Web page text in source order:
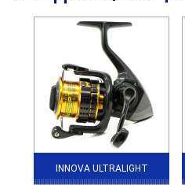
INNOVA ULTRALIGHT